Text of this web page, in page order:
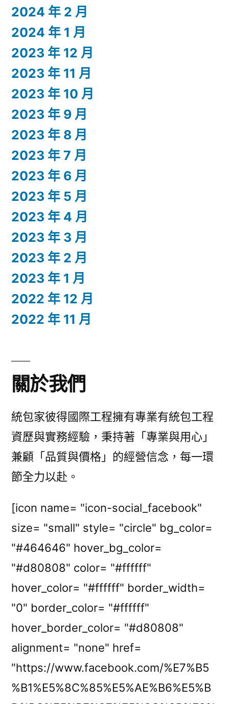
2024 年 2 月
2024 年 1 月
2023 年 12 月
2023 年 11 月
2023 年 10 月
2023 年 9 月
2023 年 8 月
2023 年 7 月
2023 年 6 月
2023 年 5 月
2023 年 4 月
2023 年 3 月
2023 年 2 月
2023 年 1 月
2022 年 12 月
2022 年 11 月
關於我們
統包家彼得國際工程擁有專業有統包工程
資歷與實務經驗，秉持著「專業與用心」
兼顧「品質與價格」的經營信念，每一環
節全力以赴。
[icon name= "icon-social_facebook"
size= "small" style= "circle" bg_color=
"#464646" hover_bg_color=
"#d80808" color= "#ffffff"
hover_color= "#ffffff" border_width=
"0" border_color= "#ffffff"
hover_border_color= "#d80808"
alignment= "none" href=
"https://www.facebook.com/%E7%B5
%B1%E5%8C%85%E5%AE%B6%E5%B